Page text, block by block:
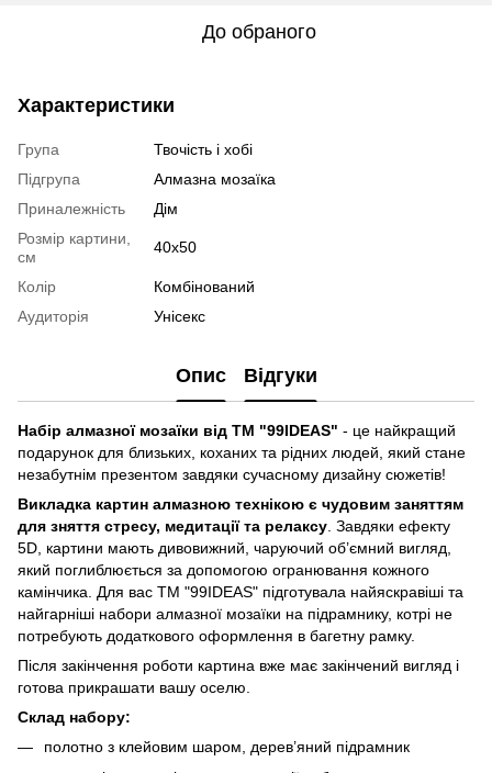
До обраного
Характеристики
Група
Твочість і хобі
Підгрупа
Алмазна мозаїка
Приналежність
Дім
Розмір картини,
см
40x50
Колір
Комбінований
Аудиторія
Унісекс
Опис Відгуки
Набір алмазної мозаїки від ТМ "99IDEAS" - це найкращий
подарунок для близьких, коханих та рідних людей, який стане
незабутнім презентом завдяки сучасному дизайну сюжетів!
Викладка картин алмазною технікою є чудовим заняттям
для зняття стресу, медитації та релаксу . Завдяки ефекту
5D, картини мають дивовижний, чаруючий об’ємний вигляд,
який поглиблюється за допомогою огранювання кожного
камінчика. Для вас ТМ "99IDEAS" підготувала найяскравіші та
найгарніші набори алмазної мозаїки на підрамнику, котрі не
потребують додаткового оформлення в багетну рамку.
Після закінчення роботи картина вже має закінчений вигляд і
готова прикрашати вашу оселю.
Склад набору:
полотно з клейовим шаром, дерев’яний підрамник